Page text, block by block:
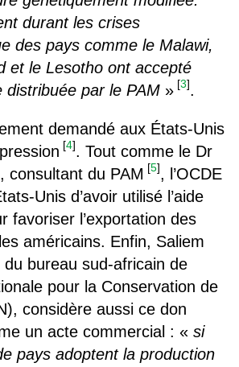
durant les crises
des pays comme le Malawi,
et le Lesotho ont accepté
distribuée par le PAM» [3].
demandé aux États-Unis
[4]. Tout comme le Dr
consultant du PAM [5], l’OCDE
Unis d’avoir utilisé l’aide
favoriser l’exportation des
américains. Enfin, Saliem
bureau sud-africain de
pour la Conservation de
considère aussi ce don
un acte commercial : « si
pays adoptent la production